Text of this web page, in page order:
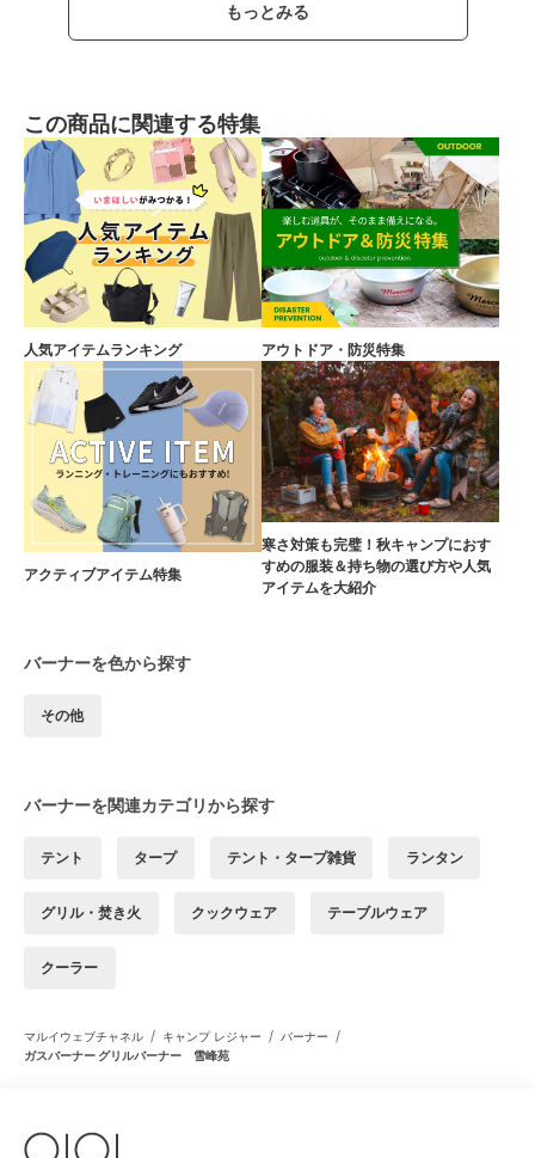
もっとみる
この商品に関連する特集
人気アイテムランキング アウトドア・防災特集
アクティブアイテム特集
寒さ対策も完璧！秋キャンプにおす
すめの服装＆持ち物の選び方や人気
アイテムを大紹介
バーナーを色から探す
その他
バーナーを関連カテゴリから探す
テント タープ テント・タープ雑貨 ランタン
グリル・焚き火 クックウェア テーブルウェア
クーラー
マルイウェブチャネル / キャンプ レジャー / バーナー /
ガスバーナー グリルバーナー 雪峰苑